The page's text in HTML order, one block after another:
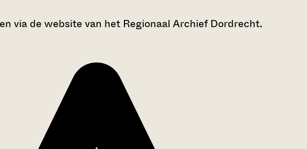
via de website van het Regionaal Archief Dordrecht.